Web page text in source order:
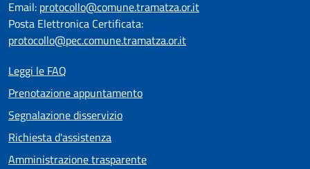
Email: protocollo@comune.tramatza.or.it
Posta Elettronica Certificata:
protocollo@pec.comune.tramatza.or.it
Leggi le FAQ
Prenotazione appuntamento
Segnalazione disservizio
Richiesta d'assistenza
Amministrazione trasparente